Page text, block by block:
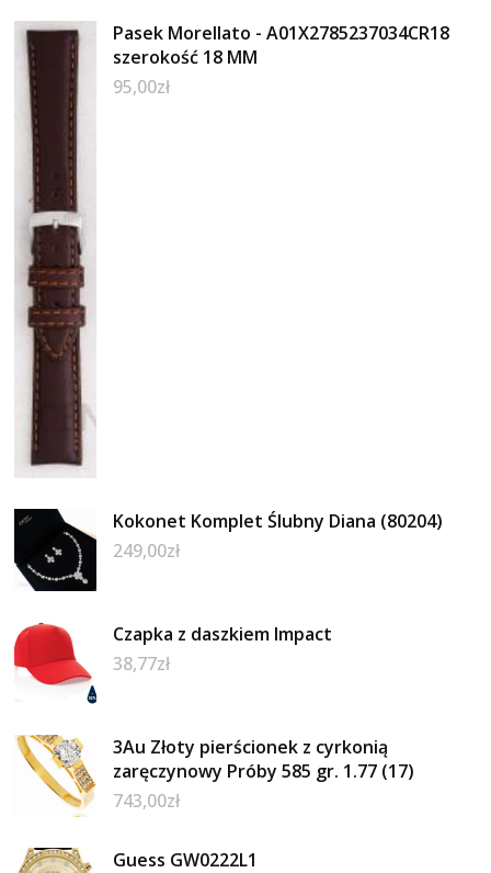
Pasek Morellato - A01X2785237034CR18
szerokość 18 MM
95,00zł
Kokonet Komplet Ślubny Diana (80204)
249,00zł
Czapka z daszkiem Impact
38,77zł
3Au Złoty pierścionek z cyrkonią
zaręczynowy Próby 585 gr. 1.77 (17)
743,00zł
Guess GW0222L1